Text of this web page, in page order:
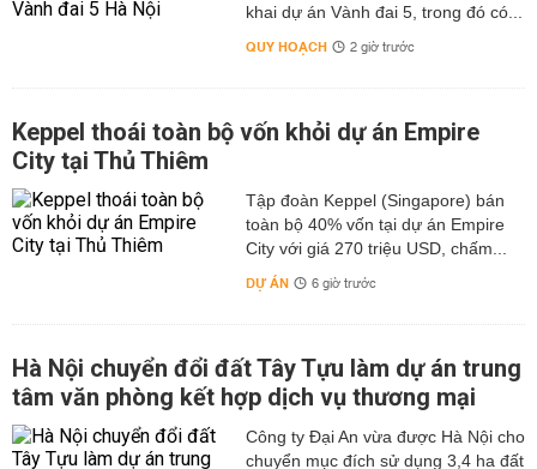
khai dự án Vành đai 5, trong đó có...
QUY HOẠCH 2 giờ trước
Keppel thoái toàn bộ vốn khỏi dự án Empire
City tại Thủ Thiêm
Tập đoàn Keppel (Singapore) bán
toàn bộ 40% vốn tại dự án Empire
City với giá 270 triệu USD, chấm...
DỰ ÁN 6 giờ trước
Hà Nội chuyển đổi đất Tây Tựu làm dự án trung
tâm văn phòng kết hợp dịch vụ thương mại
Công ty Đại An vừa được Hà Nội cho
chuyển mục đích sử dụng 3,4 ha đất